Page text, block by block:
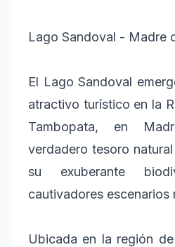
Lago Sandoval - Madre
El Lago Sandoval
atractivo turístico en la
Tambopata, en
verdadero tesoro
su exuberante
cautivadores escenarios
Ubicada en la región